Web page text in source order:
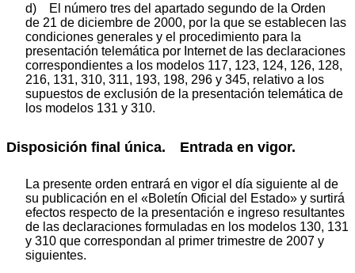
d) El número tres del apartado segundo de la Orden
de 21 de diciembre de 2000, por la que se establecen las
condiciones generales y el procedimiento para la
presentación telemática por Internet de las declaraciones
correspondientes a los modelos 117, 123, 124, 126, 128,
216, 131, 310, 311, 193, 198, 296 y 345, relativo a los
supuestos de exclusión de la presentación telemática de
los modelos 131 y 310.
Disposición final única. Entrada en vigor.
La presente orden entrará en vigor el día siguiente al de
su publicación en el «Boletín Oficial del Estado» y surtirá
efectos respecto de la presentación e ingreso resultantes
de las declaraciones formuladas en los modelos 130, 131
y 310 que correspondan al primer trimestre de 2007 y
siguientes.